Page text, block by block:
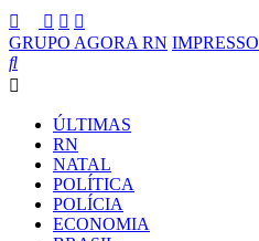
GRUPO AGORA RN IMPRESSO
ÚLTIMAS
RN
NATAL
POLÍTICA
POLÍCIA
ECONOMIA